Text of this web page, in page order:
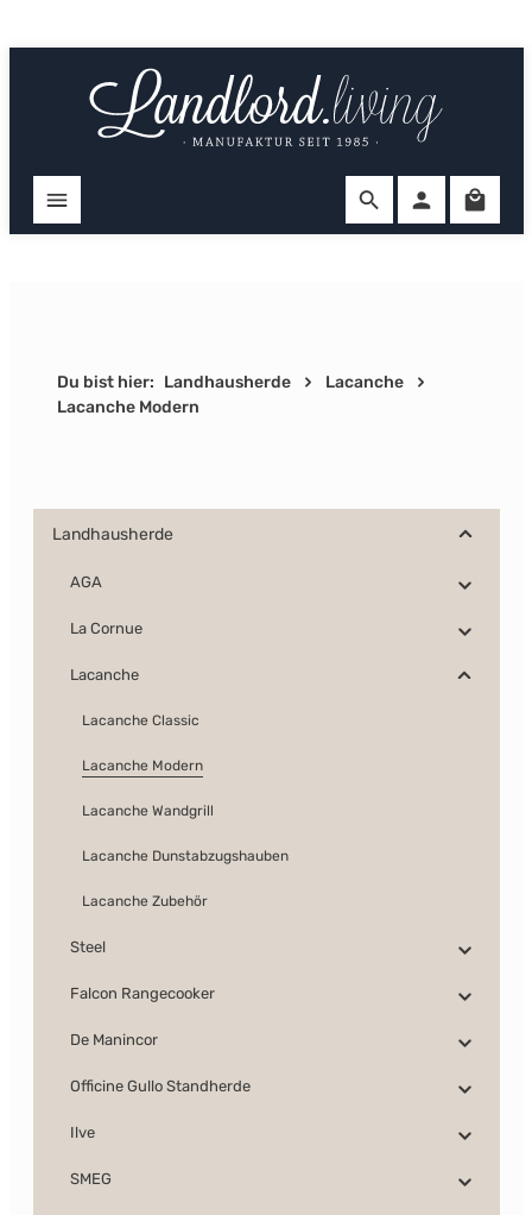
Du bist hier: Landhausherde
Lacanche
Lacanche Modern
Landhausherde
AGA
La Cornue
Lacanche
Lacanche Classic
Lacanche Modern
Lacanche Wandgrill
Lacanche Dunstabzugshauben
Lacanche Zubehör
Steel
Falcon Rangecooker
De Manincor
Officine Gullo Standherde
Ilve
SMEG